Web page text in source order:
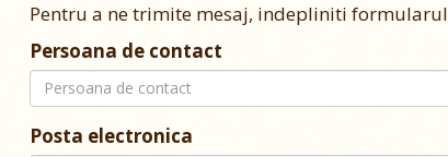
Pentru a ne trimite mesaj, indepliniti formularul
Persoana de contact
Posta electronica